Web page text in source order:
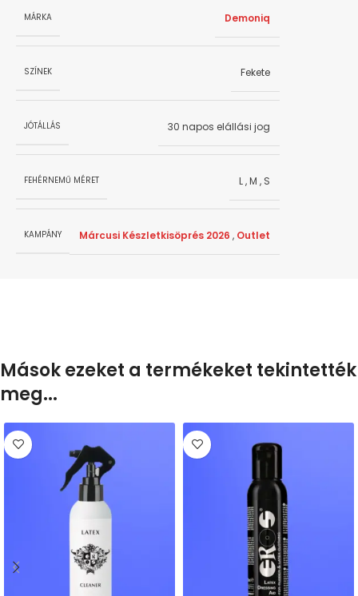
MÁRKA Demoniq
SZÍNEK Fekete
JÓTÁLLÁS 30 napos elállási jog
FEHÉRNEMŰ MÉRET L,M , S
KAMPÁNY Márcusi Készletkisöprés 2026 , Outlet
Mások ezeket a termékeket tekintették
meg...